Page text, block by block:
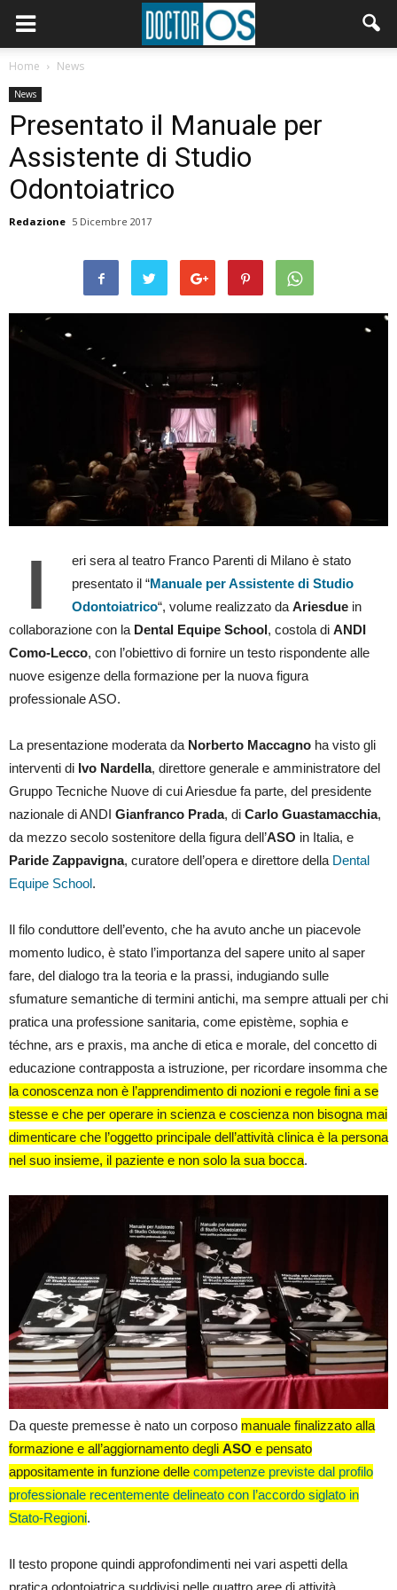
Home News
News
Presentato il Manuale per
Assistente di Studio
Odontoiatrico
Redazione 5 Dicembre 2017
I
eri sera al teatro Franco Parenti di Milano è stato
presentato il “Manuale per Assistente di Studio
Odontoiatrico“, volume realizzato daAriesdue in
collaborazione con la Dental Equipe School, costola di ANDI
Como-Lecco, con l’obiettivo di fornire un testo rispondente alle
nuove esigenze della formazione per la nuova figura
professionale ASO.
La presentazione moderata da Norberto Maccagno ha visto gli
interventi di Ivo Nardella, direttore generale e amministratore del
Gruppo Tecniche Nuove di cui Ariesdue fa parte, del presidente
nazionale di ANDI Gianfranco Prada, di Carlo Guastamacchia,
da mezzo secolo sostenitore della figura dell’ASO in Italia, e
Paride Zappavigna, curatore dell’opera e direttore della Dental
Equipe School.
Il filo conduttore dell’evento, che ha avuto anche un piacevole
momento ludico, è stato l’importanza del sapere unito al saper
fare, del dialogo tra la teoria e la prassi, indugiando sulle
sfumature semantiche di termini antichi, ma sempre attuali per chi
pratica una professione sanitaria, come epistème, sophia e
téchne, ars e praxis, ma anche di etica e morale, del concetto di
educazione contrapposta a istruzione, per ricordare insomma che
la conoscenza non è l’apprendimento di nozioni e regole fini a se
stesse e che per operare in scienza e coscienza non bisogna mai
dimenticare che l’oggetto principale dell’attività clinica è la persona
nel suo insieme, il paziente e non solo la sua bocca.
Da queste premesse è nato un corposo manuale finalizzato alla
formazione e all’aggiornamento degli ASO e pensato
appositamente in funzione delle competenze previste dal profilo
professionale recentemente delineato con l’accordo siglato in
Stato-Regioni.
Il testo propone quindi approfondimenti nei vari aspetti della
pratica odontoiatrica suddivisi nelle quattro aree di attività